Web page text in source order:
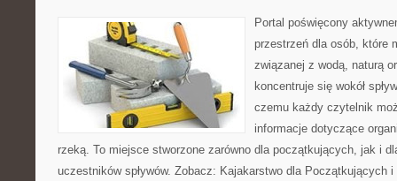
Portal poświęcony
przestrzeń dla osób, które
związanej z wodą, naturą
koncentruje się wokół
czemu każdy czytelnik
informacje dotyczące
rzeką. To miejsce stworzone zarówno dla początkujących, jak i
uczestników spływów. Zobacz: Kajakarstwo dla Początkujących